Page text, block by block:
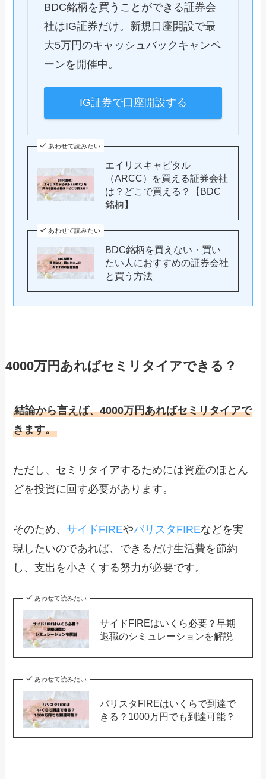
BDC銘柄を買うことができる証券会
社はIG証券だけ。新規口座開設で最
大5万円のキャッシュバックキャンペ
ーンを開催中。
IG証券で口座開設する
あわせて読みたい
エイリスキャピタル
（ARCC）を買える証券会社
は？どこで買える？【BDC
銘柄】
あわせて読みたい
BDC銘柄を買えない・買い
たい人におすすめの証券会社
と買う方法
4000万円あればセミリタイアできる？
結論から言えば、4000万円あればセミリタイアで
きます。
ただし、セミリタイアするためには資産のほとん
どを投資に回す必要があります。
そのため、サイドFIREやバリスタFIREなどを実
現したいのであれば、できるだけ生活費を節約
し、支出を小さくする努力が必要です。
あわせて読みたい
サイドFIREはいくら必要？早期
退職のシミュレーションを解説
あわせて読みたい
バリスタFIREはいくらで到達で
きる？1000万円でも到達可能？